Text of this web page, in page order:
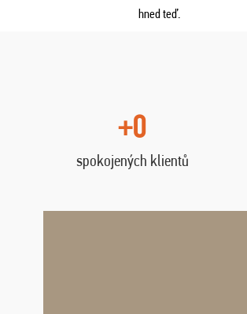
hned teď.
+0
spokojených klientů